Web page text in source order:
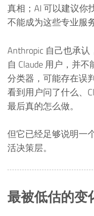
真相；AI 可以建议你
不能成为这些专业服
Anthropic 自己也承
自 Claude 用户，并
分类器，可能存在误
看到用户问了什么、
最后真的怎么做。
但它已经足够说明一
活决策层。
最被低估的变